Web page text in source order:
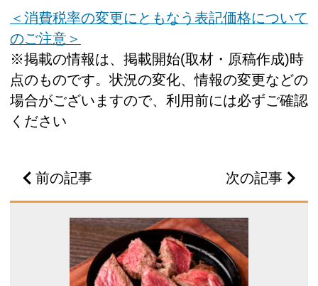
＜消費税率の変更にともなう表記価格について
のご注意＞
※掲載の情報は、掲載開始(取材・原稿作成)時
点のものです。状況の変化、情報の変更などの
場合がございますので、利用前には必ずご確認
ください
前の記事 次の記事